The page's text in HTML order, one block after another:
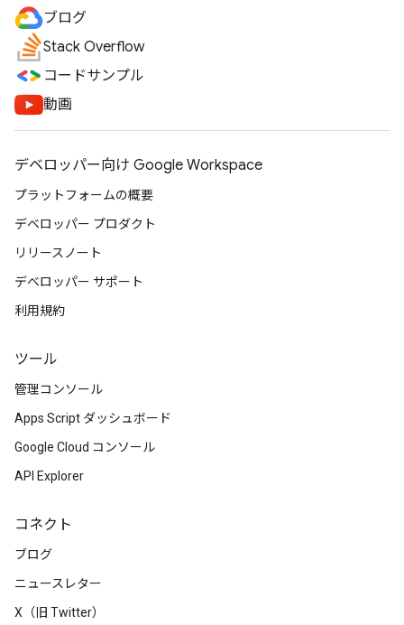
ブログ
Stack Overflow
コードサンプル
動画
デベロッパー向け Google Workspace
プラットフォームの概要
デベロッパー プロダクト
リリースノート
デベロッパー サポート
利用規約
ツール
管理コンソール
Apps Script ダッシュボード
Google Cloud コンソール
API Explorer
コネクト
ブログ
ニュースレター
X（旧 Twitter）